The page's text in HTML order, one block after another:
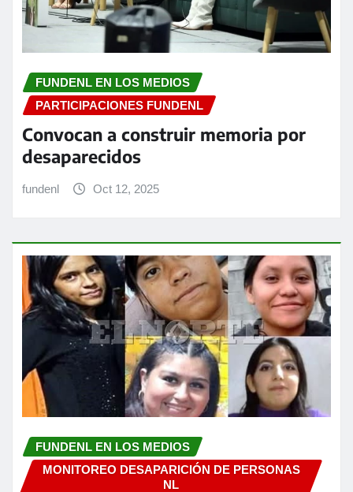
FUNDENL EN LOS MEDIOS
PARTICIPACIONES FUNDENL
Convocan a construir memoria por
desaparecidos
fundenl Oct 12, 2025
FUNDENL EN LOS MEDIOS
MONITOREO DESAPARICIÓN DE PERSONAS
NL